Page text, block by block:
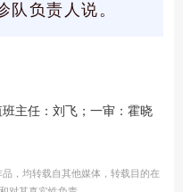
队负责人说。
班主任：刘飞；一审：霍晓
，均转载自其他媒体，转载目的在